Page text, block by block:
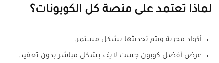
لماذا تعتمد على منصة كل الكوبونات؟
أكواد مجربة ويتم تحديثها بشكل مستمر.
عرض أفضل كوبون جست لايف بشكل مباشر بدون تعقيد.